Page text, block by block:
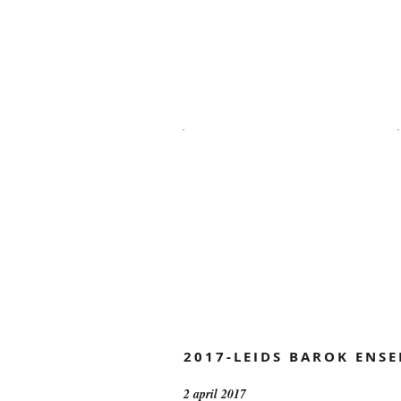
2017-LEIDS BAROK
2 april 2017